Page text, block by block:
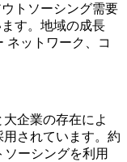
トソーシング需要
す。地域の成長
ネットワーク、コ
企業の存在によ
されています。約
ーシングを利用